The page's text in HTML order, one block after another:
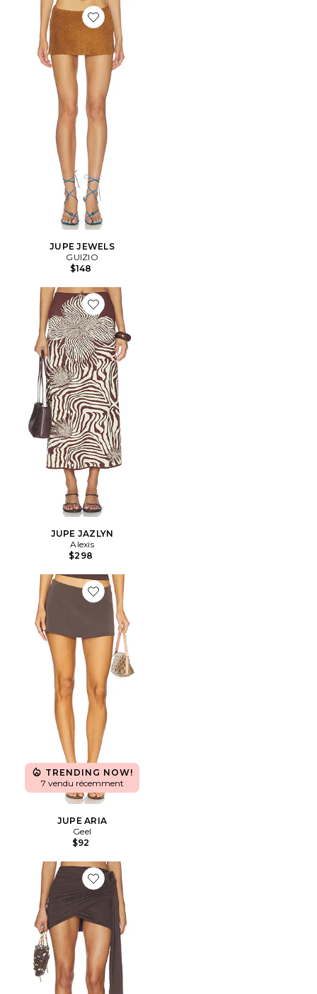
Favorite JUPE JEWELS
JUPE JEWELS
GUIZIO
$148
Favorite JUPE JAZLYN
JUPE JAZLYN
Alexis
$298
Favorite JUPE ARIA
TRENDING NOW!
7 vendu récemment
JUPE ARIA
Geel
$92
Favorite JUPE CALMA